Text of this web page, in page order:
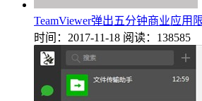
TeamViewer弹出五分钟商业应用
时间：2017-11-18 阅读：138585